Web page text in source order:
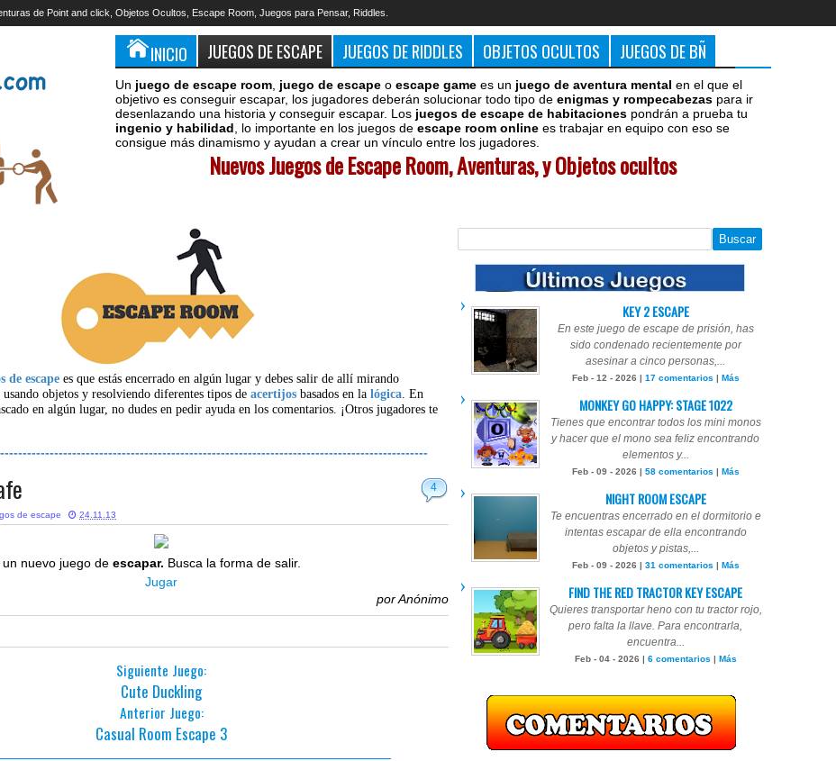
de Point and click, Objetos Ocultos, Escape Room, Juegos para Pensar, Riddles.
INICIO JUEGOS DE ESCAPE JUEGOS DE RIDDLES OBJETOS OCULTOS JUEGOS DE BÑ
Un juego de escape room juego de escape o escape game es un juego de aventura mental en el que el
objetivo es conseguir escapar, los jugadores deberán solucionar todo tipo de enigmas y rompecabezas para ir
desenlazando una historia y conseguir escapar. Los juegos de escape de habitaciones pondrán a prueba tu
ingenio y habilidad , lo importante en los juegos de escape room online es trabajar en equipo con eso se
consigue más dinamismo y ayudan a crear un vínculo entre los jugadores.
Nuevos Juegos de Escape Room, Aventuras, y Objetos ocultos
de escape es que estás encerrado en algún lugar y debes salir de allí mirando
usando objetos y resolviendo diferentes tipos deacertijos basados en lalógica. En
en algún lugar, no dudes en pedir ayuda en los comentarios. ¡Otros jugadores te
4
de escape 24.11.13
un nuevo juego de escapar. Busca la forma de salir.
Jugar
porAnónimo
Siguiente Juego:
Cute Duckling
Anterior Juego:
Casual Room Escape 3
KEY 2 ESCAPE
En este juego de escape de prisión, has
sido condenado recientemente por
asesinar a cinco personas,...
Feb - 12 - 2026 | 17 comentarios | Más
MONKEY GO HAPPY: STAGE 1022
Tienes que encontrar todos los mini monos
y hacer que el mono sea feliz encontrando
elementos y...
Feb - 09 - 2026 | 58 comentarios | Más
NIGHT ROOM ESCAPE
Te encuentras encerrado en el dormitorio e
intentas escapar de ella encontrando
objetos y pistas,...
Feb - 09 - 2026 | 31 comentarios | Más
FIND THE RED TRACTOR KEY ESCAPE
Quieres transportar heno con tu tractor rojo,
pero falta la llave. Para encontrarla,
encuentra...
Feb - 04 - 2026 | 6 comentarios | Más